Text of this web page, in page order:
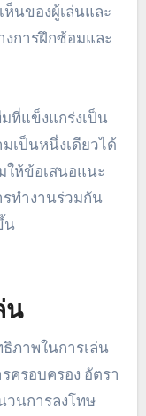
นของผู้เล่นและ
งการฝึกซ้อมและ
ที่แข็งแกร่งเป็น
เป็นหนึ่งเดียวได้
ให้ข้อเสนอแนะ
ทำงานร่วมกัน
น
น
ภาพในการเล่น
ครอบครอง อัตรา
วนการลงโทษ